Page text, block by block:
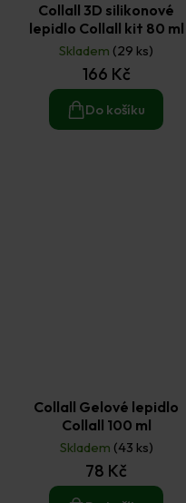
Collall 3D silikonové
lepidlo Collall kit 80 ml
Skladem (29 ks)
166 Kč
Do košíku
Collall Gelové lepidlo
Collall 100 ml
Skladem (43 ks)
78 Kč